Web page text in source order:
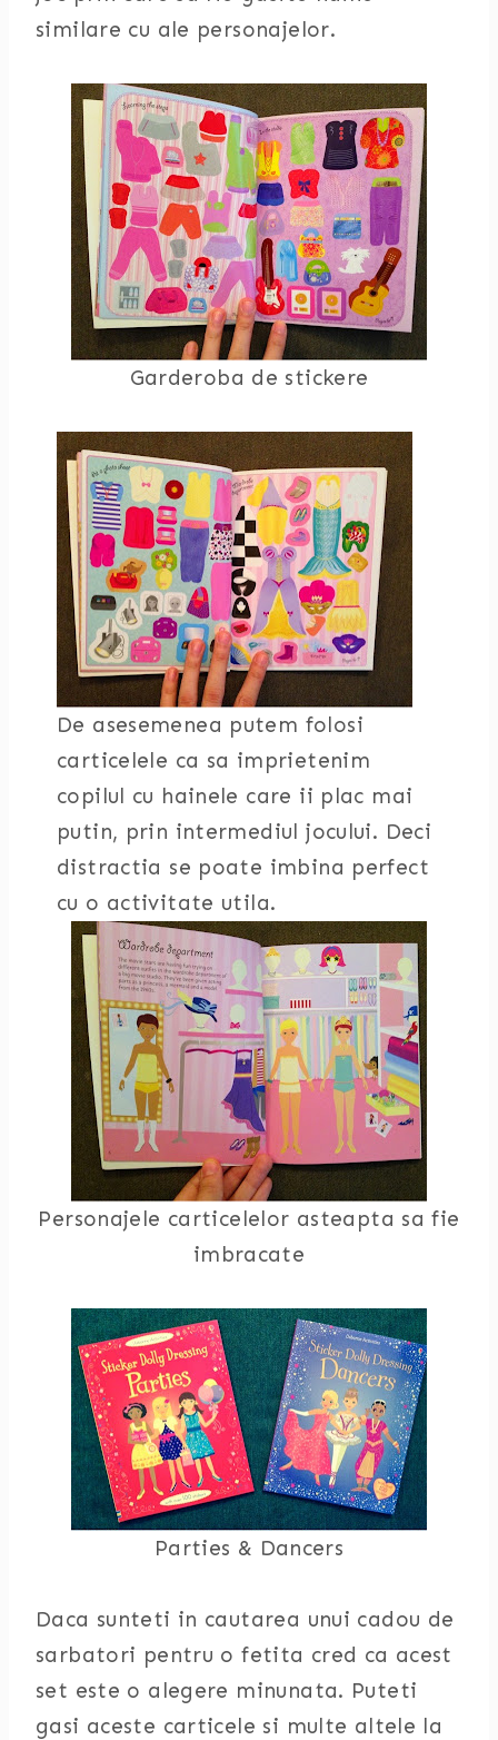
similare cu ale personajelor.
Garderoba de stickere
De asesemenea putem folosi
carticelele ca sa imprietenim
copilul cu hainele care ii plac mai
putin, prin intermediul jocului. Deci
distractia se poate imbina perfect
cu o activitate utila.
Personajele carticelelor asteapta sa fie
imbracate
Parties & Dancers
Daca sunteti in cautarea unui cadou de
sarbatori pentru o fetita cred ca acest
set este o alegere minunata. Puteti
gasi aceste carticele si multe altele la